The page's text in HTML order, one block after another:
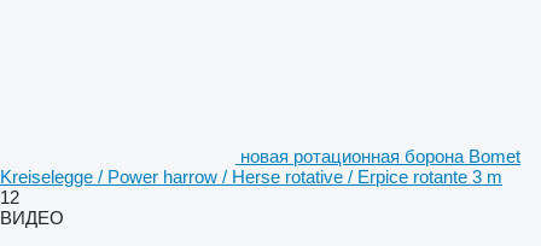
новая ротационная борона Bomet
Kreiselegge / Power harrow / Herse rotative / Erpice rotante 3 m
12
ВИДЕО